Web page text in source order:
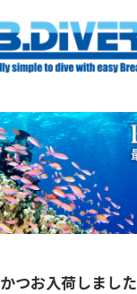
かつお入荷しました